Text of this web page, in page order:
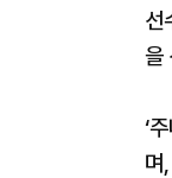
선
을
‘
며